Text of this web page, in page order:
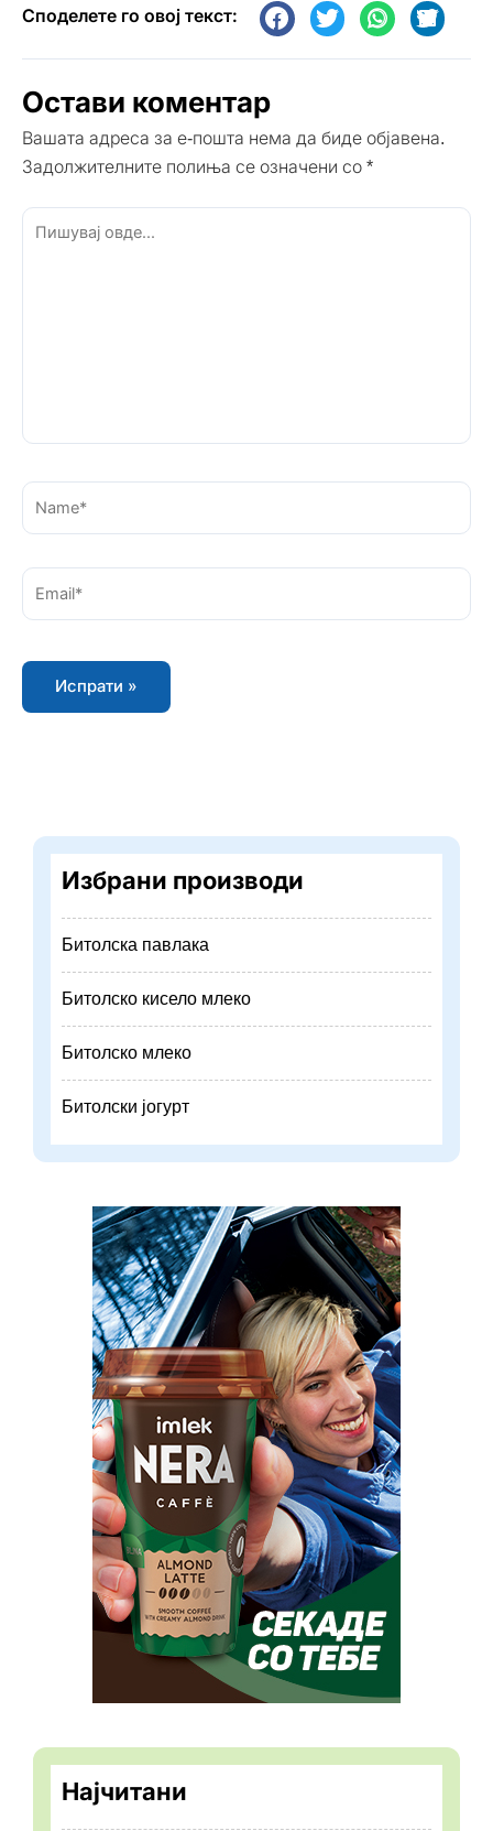
Споделете го овој текст:
Остави коментар
Вашата адреса за е-пошта нема да биде објавена.
Задолжителните полиња се означени со *
Пишувај
овде...
Name*
Email*
Избрани производи
Битолска павлака
Битолско кисело млеко
Битолско млеко
Битолски јогурт
Најчитани